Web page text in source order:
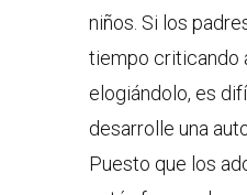
niños. Si los
tiempo criticando
elogiándolo, es
desarrolle una
Puesto que los